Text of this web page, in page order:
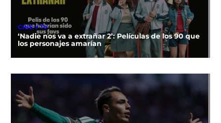
CINE Y TV
‘Nadie nos va a extrañar 2’: Películas de los 90 que
los personajes amarían